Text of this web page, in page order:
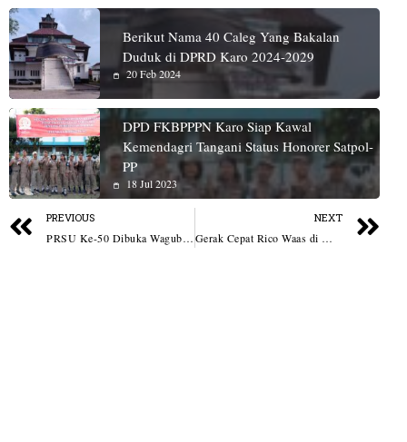
Berikut Nama 40 Caleg Yang Bakalan
Duduk di DPRD Karo 2024-2029
20 Feb 2024
DPD FKBPPPN Karo Siap Kawal
Kemendagri Tangani Status Honorer Satpol-
PP
18 Jul 2023
PREVIOUS
PRSU Ke-50 Dibuka Wagubsu, Batu Bara Promosikan UMKM, Budaya dan Investasi
NEXT
Gerak Cepat Rico Waas di Medan Labuhan: Dari Penanganan Banjir, Beton Jalan Utama, Perbaikan LPJU Hingga Layanan Adminduk